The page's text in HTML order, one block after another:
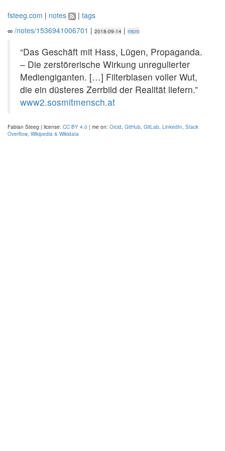
fsteeg.com | notes | tags
∞ /notes/1536941006701 | 2018-09-14 | micro
“Das Geschäft mit Hass, Lügen, Propaganda.
– Die zerstörerische Wirkung unregulierter
Mediengiganten. […] Filterblasen voller Wut,
die ein düsteres Zerrbild der Realität liefern.”
www2.sosmitmensch.at
Fabian Steeg | license: CC BY 4.0 | me on: Orcid, GitHub, GitLab, LinkedIn, Stack
Overflow, Wikipedia & Wikidata